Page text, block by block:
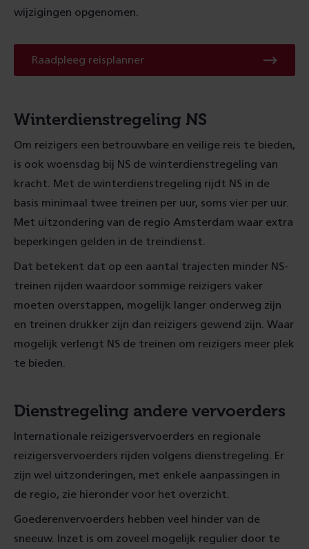
wijzigingen opgenomen.
Raadpleeg reisplannerRaadpleeg
Winterdienstregeling NS
Om reizigers een betrouwbare en veilige reis te bieden,
is ook woensdag bij NS de winterdienstregeling van
kracht. Met de winterdienstregeling rijdt NS in de
basis minimaal twee treinen per uur, soms vier per uur.
Met uitzondering van de regio Amsterdam waar extra
beperkingen gelden in de treindienst.
Dat betekent dat op een aantal trajecten minder NS-
treinen rijden waardoor sommige reizigers vaker
moeten overstappen, mogelijk langer onderweg zijn
en treinen drukker zijn dan reizigers gewend zijn. Waar
mogelijk verlengt NS de treinen om reizigers meer plek
te bieden.
Dienstregeling andere vervoerders
Internationale reizigersvervoerders en regionale
reizigersvervoerders rijden volgens dienstregeling. Er
zijn wel uitzonderingen, met enkele aanpassingen in
de regio, zie hieronder voor het overzicht.
Goederenvervoerders hebben veel hinder van de
sneeuw. Inzet is om zoveel mogelijk regulier door te